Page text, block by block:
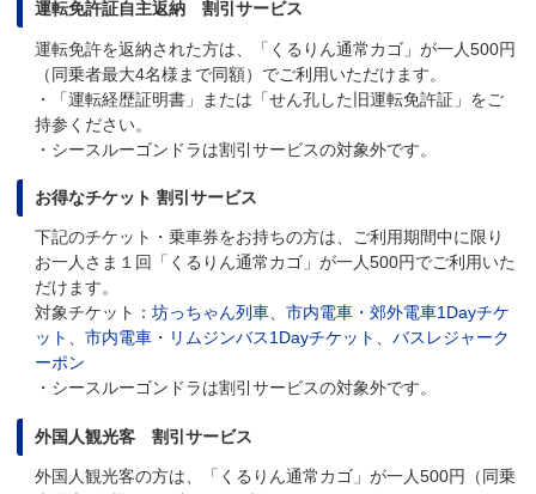
運転免許証自主返納 割引サービス
運転免許を返納された方は、「くるりん通常カゴ」が一人500円
（同乗者最大4名様まで同額）でご利用いただけます。
・「運転経歴証明書」または「せん孔した旧運転免許証」をご
持参ください。
・シースルーゴンドラは割引サービスの対象外です。
お得なチケット 割引サービス
下記のチケット・乗車券をお持ちの方は、ご利用期間中に限り
お一人さま１回「くるりん通常カゴ」が一人500円でご利用いた
だけます。
対象チケット：坊っちゃん列車 、市内電車・郊外電車1Dayチケ
ット
、市内電車・リムジンバス1Dayチケット 、バスレジャーク
ーポン
・シースルーゴンドラは割引サービスの対象外です。
外国人観光客 割引サービス
外国人観光客の方は、「くるりん通常カゴ」が一人500円（同乗